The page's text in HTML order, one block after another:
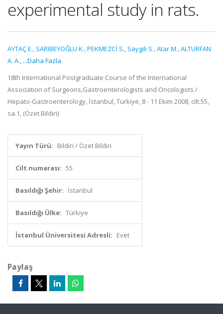
experimental study in rats.
AYTAÇ E., SARIBEYOĞLU K.,PEKMEZCİ S., Saygılı S.,Atar M.,ALTURFAN
A. A., ...Daha Fazla
18th International Postgraduate Course of the International
Association of Surgeons,Gastroenterologists and Oncologists /
Hepato-Gastroenterology, İstanbul, Türkiye, 8 - 11 Ekim 2008, cilt.55,
sa.1, (Özet Bildiri)
Yayın Türü: Bildiri / Özet Bildiri
Cilt numarası: 55
Basıldığı Şehir: İstanbul
Basıldığı Ülke: Türkiye
İstanbul Üniversitesi Adresli: Evet
Paylaş